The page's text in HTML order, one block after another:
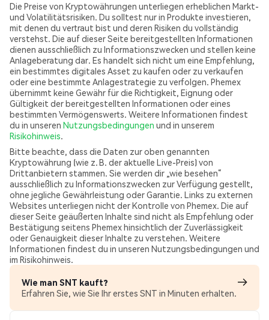
Die Preise von Kryptowährungen unterliegen erheblichen Markt-
und Volatilitätsrisiken. Du solltest nur in Produkte investieren,
mit denen du vertraut bist und deren Risiken du vollständig
verstehst. Die auf dieser Seite bereitgestellten Informationen
dienen ausschließlich zu Informationszwecken und stellen keine
Anlageberatung dar. Es handelt sich nicht um eine Empfehlung,
ein bestimmtes digitales Asset zu kaufen oder zu verkaufen
oder eine bestimmte Anlagestrategie zu verfolgen. Phemex
übernimmt keine Gewähr für die Richtigkeit, Eignung oder
Gültigkeit der bereitgestellten Informationen oder eines
bestimmten Vermögenswerts. Weitere Informationen findest
du in unseren Nutzungsbedingungen und in unserem
Risikohinweis.
Bitte beachte, dass die Daten zur oben genannten
Kryptowährung (wie z. B. der aktuelle Live-Preis) von
Drittanbietern stammen. Sie werden dir „wie besehen“
ausschließlich zu Informationszwecken zur Verfügung gestellt,
ohne jegliche Gewährleistung oder Garantie. Links zu externen
Websites unterliegen nicht der Kontrolle von Phemex. Die auf
dieser Seite geäußerten Inhalte sind nicht als Empfehlung oder
Bestätigung seitens Phemex hinsichtlich der Zuverlässigkeit
oder Genauigkeit dieser Inhalte zu verstehen. Weitere
Informationen findest du in unseren Nutzungsbedingungen und
im Risikohinweis.
Wie man SNT kauft?
Erfahren Sie, wie Sie Ihr erstes SNT in Minuten erhalten.